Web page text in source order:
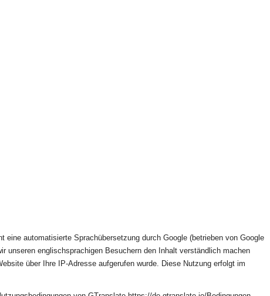
automatisierte Sprachübersetzung durch Google (betrieben von Google
unseren englischsprachigen Besuchern den Inhalt verständlich machen
über Ihre IP-Adresse aufgerufen wurde. Diese Nutzung erfolgt im